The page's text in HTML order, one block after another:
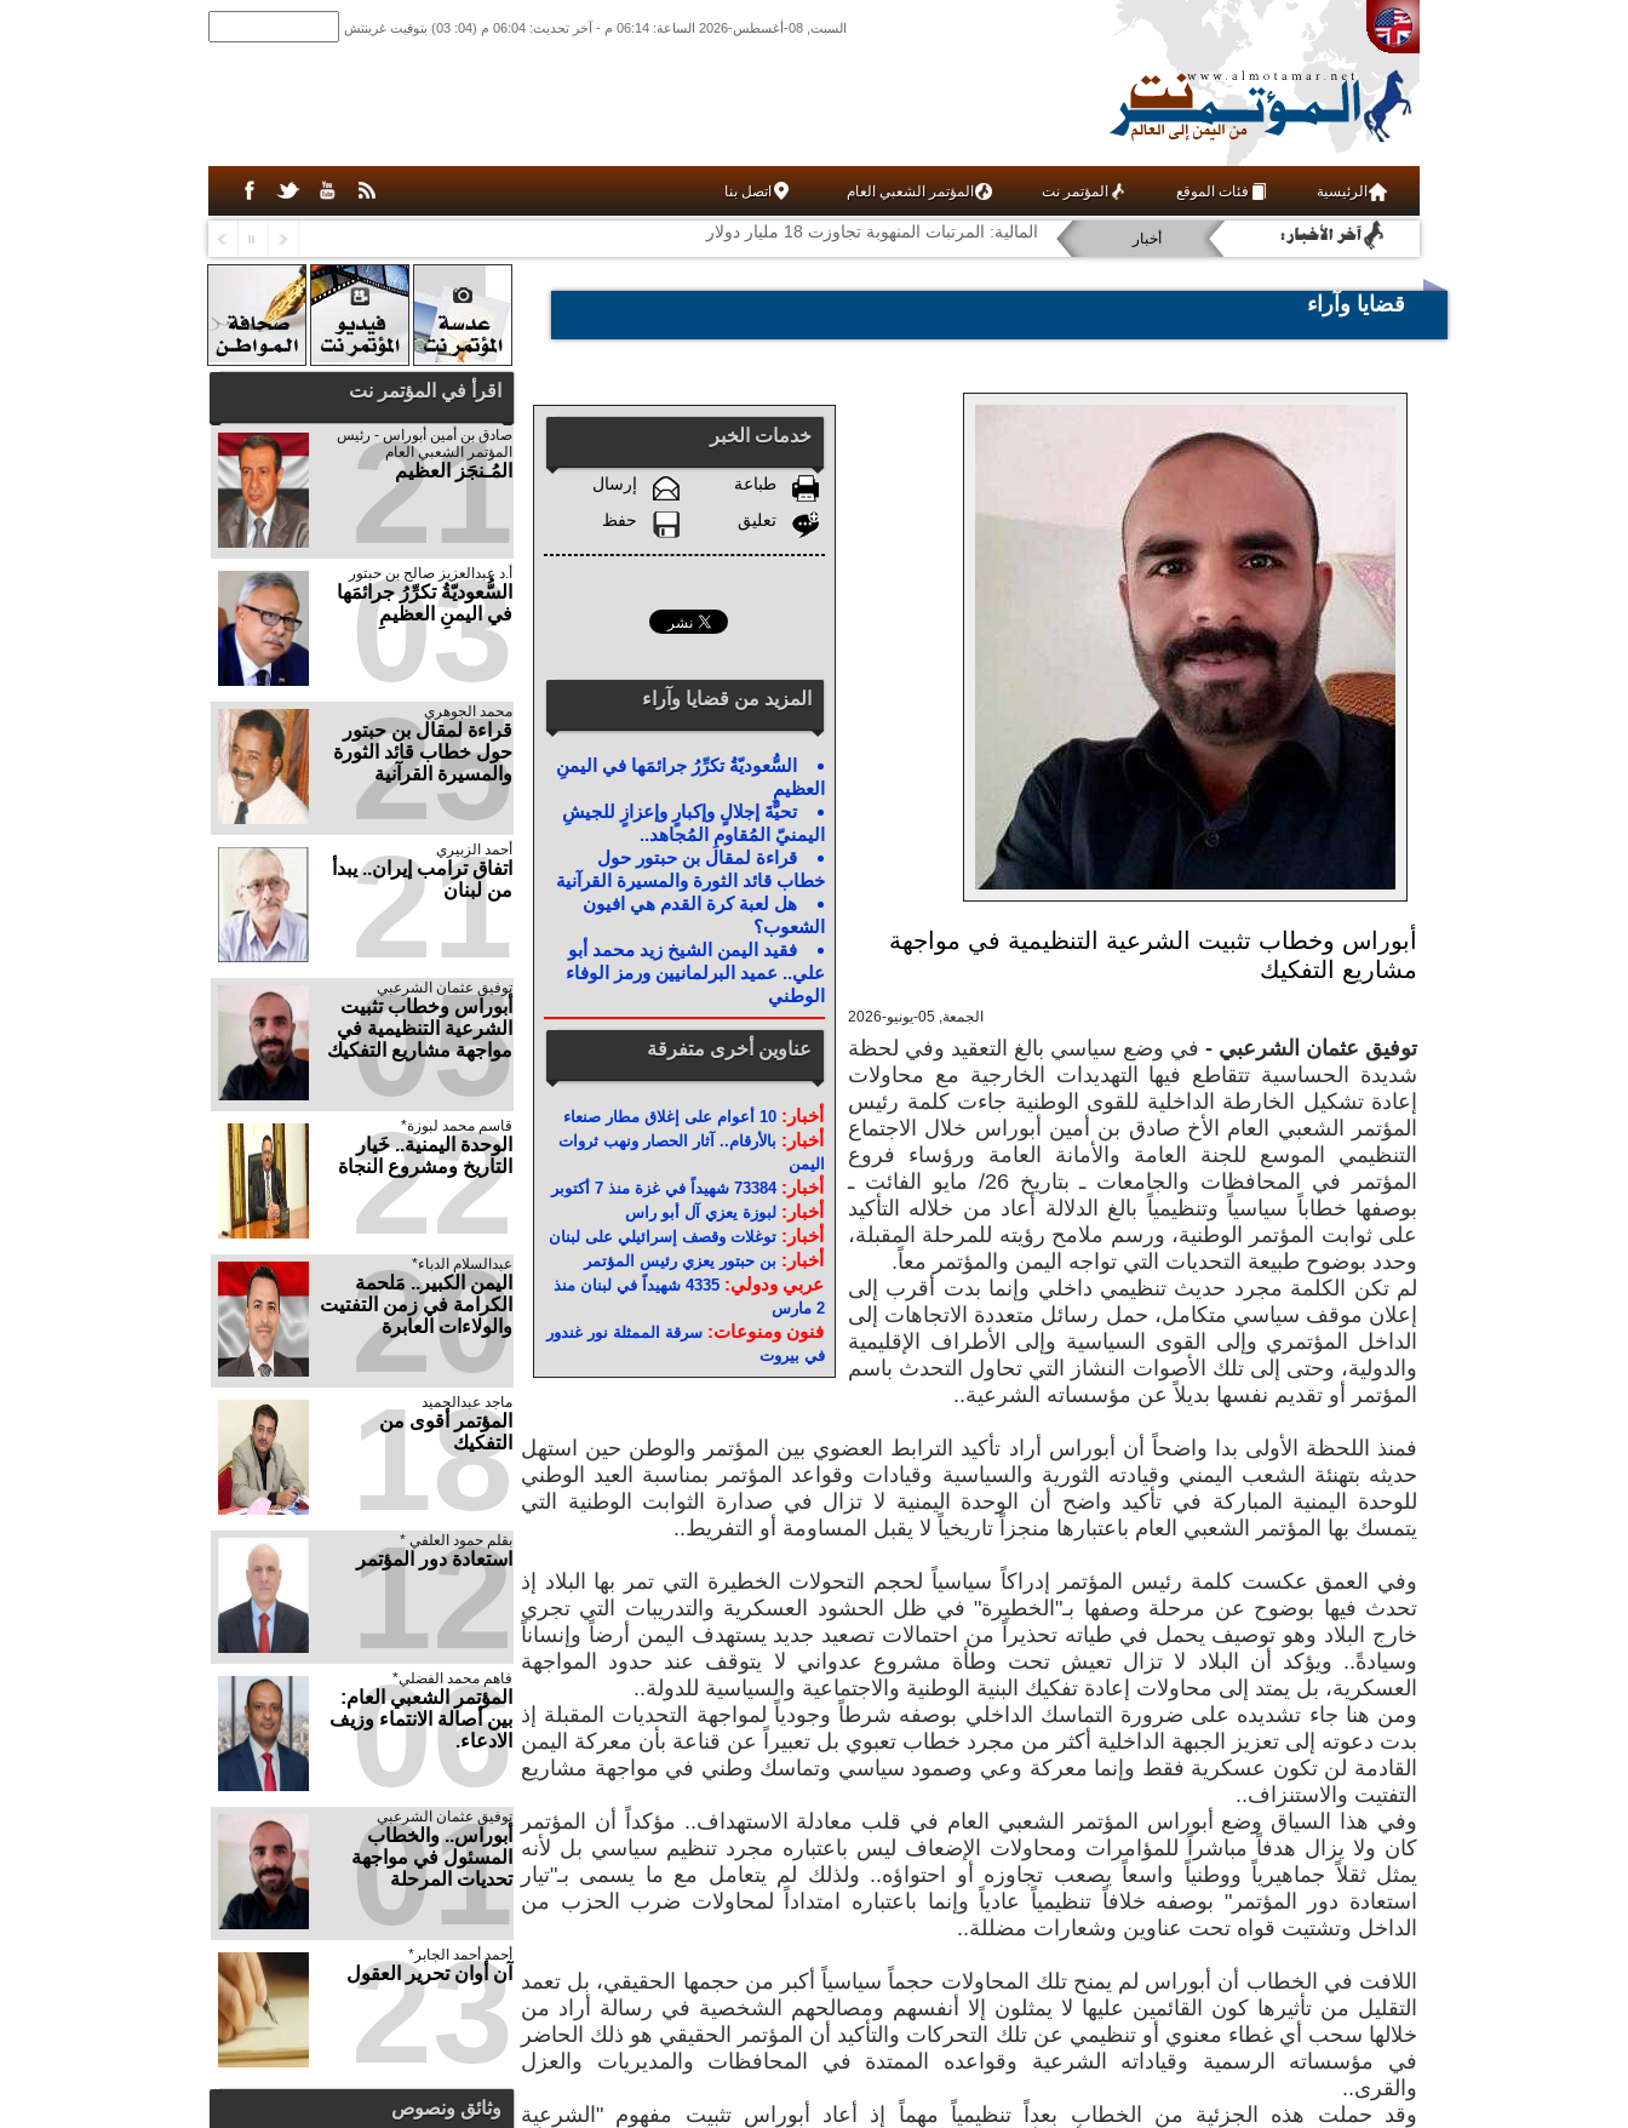
السبت, 08-أغسطس-2026 الساعة: 06:14 م - آخر تحديث: 06:04 م (04: 03) بتوقيت غرينتش
الرئيسية فئات الموقع المؤتمر نت المؤتمر الشعبي العام اتصل بنا
اقتصاد
مجتمع مدني
فنون ومنوعات
أخبار المالية: المرتبات المنهوبة تجاوزت 18 مليار دولار
قضايا وآراء
خدمات الخبر
طباعة
إرسال
تعليق
حفظ
المزيد من قضايا وآراء
السُّعوديّةُ تكرِّرُ جرائمَها في اليمنِ
العظيمِ
تحيَّةَ إجلالٍ وإكبارٍ وإعزازٍ للجيشِ
اليمنيّ المُقاومِ المُجاهد..
قراءة لمقال بن حبتور حول
خطاب قائد الثورة والمسيرة القرآنية
هل لعبة كرة القدم هي افيون
الشعوب؟
فقيد اليمن الشيخ زيد محمد أبو
علي.. عميد البرلمانيين ورمز الوفاء
الوطني
عناوين أخرى متفرقة
أخبار:10 أعوام على إغلاق مطار صنعاء
أخبار: بالأرقام.. آثار الحصار ونهب ثروات
اليمن
أخبار:73384 شهيداً في غزة منذ 7 أكتوبر
أخبار:لبوزة يعزي آل أبو راس
أخبار:توغلات وقصف إسرائيلي على لبنان
أخبار: بن حبتور يعزي رئيس المؤتمر
عربي ودولي:
4335 شهيداً في لبنان منذ
2 مارس
فنون ومنوعات:سرقة الممثلة نور غندور
في بيروت
أبوراس وخطاب تثبيت الشرعية التنظيمية في مواجهة
مشاريع التفكيك
الجمعة, 05-يونيو-2026
توفيق عثمان الشرعبي - في وضع سياسي بالغ التعقيد وفي لحظة
شديدة الحساسية تتقاطع فيها التهديدات الخارجية مع محاولات
إعادة تشكيل الخارطة الداخلية للقوى الوطنية جاءت كلمة رئيس
المؤتمر الشعبي العام الأخ صادق بن أمين أبوراس خلال الاجتماع
التنظيمي الموسع للجنة العامة والأمانة العامة ورؤساء فروع
المؤتمر في المحافظات والجامعات ـ بتاريخ 26/ مايو الفائت ـ
بوصفها خطاباً سياسياً وتنظيمياً بالغ الدلالة أعاد من خلاله التأكيد
على ثوابت المؤتمر الوطنية، ورسم ملامح رؤيته للمرحلة المقبلة،
وحدد بوضوح طبيعة التحديات التي تواجه اليمن والمؤتمر معاً.
لم تكن الكلمة مجرد حديث تنظيمي داخلي وإنما بدت أقرب إلى
إعلان موقف سياسي متكامل، حمل رسائل متعددة الاتجاهات إلى
الداخل المؤتمري وإلى القوى السياسية وإلى الأطراف الإقليمية
والدولية، وحتى إلى تلك الأصوات النشاز التي تحاول التحدث باسم
المؤتمر أو تقديم نفسها بديلاً عن مؤسساته الشرعية..
فمنذ اللحظة الأولى بدا واضحاً أن أبوراس أراد تأكيد الترابط العضوي بين المؤتمر والوطن حين استهل
حديثه بتهنئة الشعب اليمني وقيادته الثورية والسياسية وقيادات وقواعد المؤتمر بمناسبة العيد الوطني
للوحدة اليمنية المباركة في تأكيد واضح أن الوحدة اليمنية لا تزال في صدارة الثوابت الوطنية التي
يتمسك بها المؤتمر الشعبي العام باعتبارها منجزاً تاريخياً لا يقبل المساومة أو التفريط..
وفي العمق عكست كلمة رئيس المؤتمر إدراكاً سياسياً لحجم التحولات الخطيرة التي تمر بها البلاد إذ
تحدث فيها بوضوح عن مرحلة وصفها بـ"الخطيرة" في ظل الحشود العسكرية والتدريبات التي تجري
خارج البلاد وهو توصيف يحمل في طياته تحذيراً من احتمالات تصعيد جديد يستهدف اليمن أرضاً وإنساناً
وسيادةً.. ويؤكد أن البلاد لا تزال تعيش تحت وطأة مشروع عدواني لا يتوقف عند حدود المواجهة
العسكرية، بل يمتد إلى محاولات إعادة تفكيك البنية الوطنية والاجتماعية والسياسية للدولة..
ومن هنا جاء تشديده على ضرورة التماسك الداخلي بوصفه شرطاً وجودياً لمواجهة التحديات المقبلة إذ
بدت دعوته إلى تعزيز الجبهة الداخلية أكثر من مجرد خطاب تعبوي بل تعبيراً عن قناعة بأن معركة اليمن
القادمة لن تكون عسكرية فقط وإنما معركة وعي وصمود سياسي وتماسك وطني في مواجهة مشاريع
التفتيت والاستنزاف..
وفي هذا السياق وضع أبوراس المؤتمر الشعبي العام في قلب معادلة الاستهداف.. مؤكداً أن المؤتمر
كان ولا يزال هدفاً مباشراً للمؤامرات ومحاولات الإضعاف ليس باعتباره مجرد تنظيم سياسي بل لأنه
يمثل ثقلاً جماهيرياً ووطنياً واسعاً يصعب تجاوزه أو احتواؤه.. ولذلك لم يتعامل مع ما يسمى بـ"تيار
استعادة دور المؤتمر" بوصفه خلافاً تنظيمياً عادياً وإنما باعتباره امتداداً لمحاولات ضرب الحزب من
الداخل وتشتيت قواه تحت عناوين وشعارات مضللة..
اللافت في الخطاب أن أبوراس لم يمنح تلك المحاولات حجماً سياسياً أكبر من حجمها الحقيقي، بل تعمد
التقليل من تأثيرها كون القائمين عليها لا يمثلون إلا أنفسهم ومصالحهم الشخصية في رسالة أراد من
خلالها سحب أي غطاء معنوي أو تنظيمي عن تلك التحركات والتأكيد أن المؤتمر الحقيقي هو ذلك الحاضر
في مؤسساته الرسمية وقياداته الشرعية وقواعده الممتدة في المحافظات والمديريات والعزل
والقرى..
وقد حملت هذه الجزئية من الخطاب بعداً تنظيمياً مهماً إذ أعاد أبوراس تثبيت مفهوم "الشرعية
اقرأ في المؤتمر نت
صادق‮ ‬بن‮ ‬أمين‮ ‬أبوراس - رئيس‮
‬المؤتمر‮ ‬الشعبي‮ ‬العام
المُـنجَز العظيم
21
أ.د عبدالعزيز صالح بن حبتور
السُّعوديّةُ تكرِّرُ جرائمَها
في اليمنِ العظيمِ
03
محمد الجوهري
قراءة لمقال بن حبتور
حول خطاب قائد الثورة
والمسيرة القرآنية
25
أحمد الزبيري
اتفاق ترامب إيران.. يبدأ
من لبنان
21
توفيق عثمان الشرعبي
أبوراس وخطاب تثبيت
الشرعية التنظيمية في
مواجهة مشاريع التفكيك
05
قاسم محمد لبوزة*
الوحدة اليمنية.. خَيار
التاريخ ومشروع النجاة
22
عبدالسلام الدباء*
​اليمن الكبير.. مَلحمة
الكرامة في زمن التفتيت
والولاءات العابرة
20
ماجد عبدالحميد
المؤتمر أقوى من
التفكيك
18
بقلم حمود العلفي *
استعادة دور المؤتمر
12
فاهم محمد الفضلي*
المؤتمر الشعبي العام:
بين أصالة الانتماء وزيف
الادعاء.
06
توفيق عثمان الشرعبي
أبوراس.. والخطاب
المسئول في مواجهة
تحديات المرحلة
01
أحمد أحمد الجابر*
آن أوان تحرير العقول
23
وثائق ونصوص